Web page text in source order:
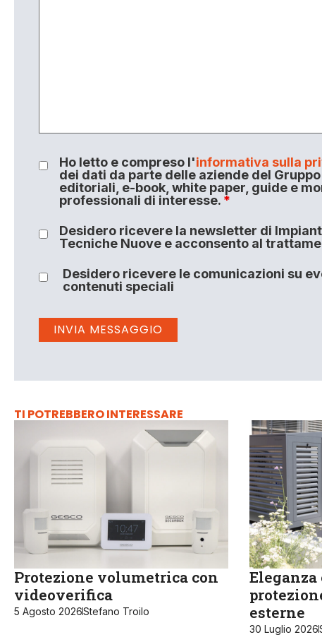
Ho letto e compreso l'informativa sulla
dei dati da parte delle aziende del
editoriali, e-book, white paper, guide e
professionali di interesse. *
Desidero ricevere la newsletter di
Tecniche Nuove e acconsento al
Desidero ricevere le comunicazioni su
contenuti speciali
TI POTREBBERO INTERESSARE
Protezione volumetrica con
videoverifica
5 Agosto 2026Stefano Troilo
Eleganza
esterne
30 Luglio 2026